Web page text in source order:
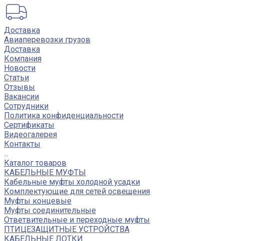
Доставка
Авиаперевозки грузов
Доставка
Компания
Новости
Статьи
Отзывы
Вакансии
Сотрудники
Политика конфиденциальности
Сертификаты
Видеогалерея
Контакты
...
Каталог товаров
КАБЕЛЬНЫЕ МУФТЫ
Кабельные муфты холодной усадки
Комплектующие для сетей освещения
Муфты концевые
Муфты соединительные
Ответвительные и переходные муфты
ПТИЦЕЗАЩИТНЫЕ УСТРОЙСТВА
КАБЕЛЬНЫЕ ЛОТКИ